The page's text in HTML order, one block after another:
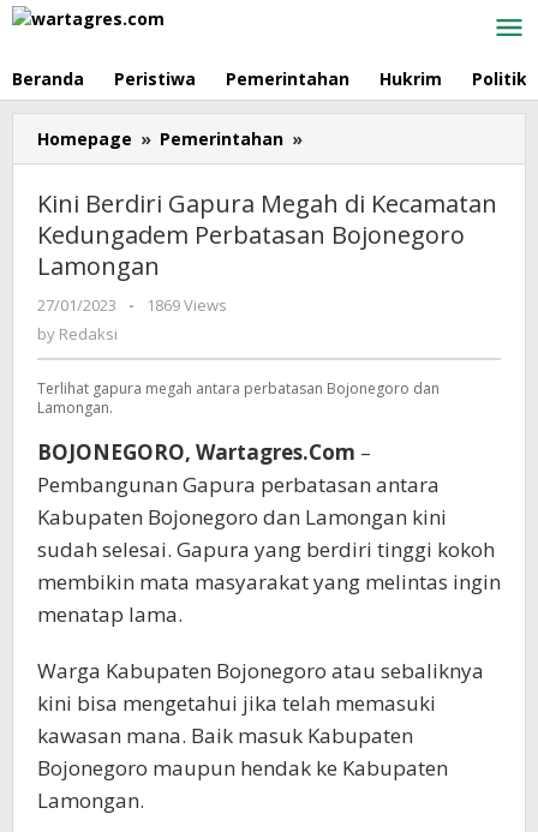
Skip
Beranda Peristiwa Pemerintahan Hukrim Politik
Homepage » Pemerintahan »
Berdiri
Gapura
Megah
di
Lamongan
Kini Berdiri Gapura Megah di Kecamatan
Kedungadem Perbatasan Bojonegoro
Lamongan
27/01/2023
by
-
1869 Views
by Redaksi
Terlihat gapura megah antara perbatasan Bojonegoro dan
Lamongan.
BOJONEGORO, Wartagres.Com –
Pembangunan Gapura perbatasan antara
Kabupaten Bojonegoro dan Lamongan kini
sudah selesai. Gapura yang berdiri tinggi kokoh
membikin mata masyarakat yang melintas ingin
menatap lama.
Warga Kabupaten Bojonegoro atau sebaliknya
kini bisa mengetahui jika telah memasuki
kawasan mana. Baik masuk Kabupaten
Bojonegoro maupun hendak ke Kabupaten
Lamongan.